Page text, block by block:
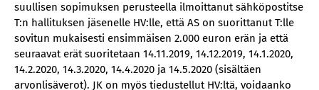
suullisen sopimuksen perusteella ilmoittanut sähköpostitse
T:n hallituksen jäsenelle HV:lle, että AS on suorittanut T:lle
sovitun mukaisesti ensimmäisen 2.000 euron erän ja että
seuraavat erät suoritetaan 14.11.2019, 14.12.2019, 14.1.2020,
14.2.2020, 14.3.2020, 14.4.2020 ja 14.5.2020 (sisältäen
arvonlisäverot). JK on myös tiedustellut HV:ltä, voidaanko